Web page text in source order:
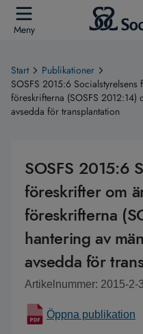
Meny
Start
Publikationer
SOSFS 2015:6
föreskrifterna (SOSFS
avsedda för transplantation
SOSFS 2015:6
föreskrifter om
föreskrifterna
hantering av
avsedda för
Artikelnummer: 2015-2-
Öppna publikation